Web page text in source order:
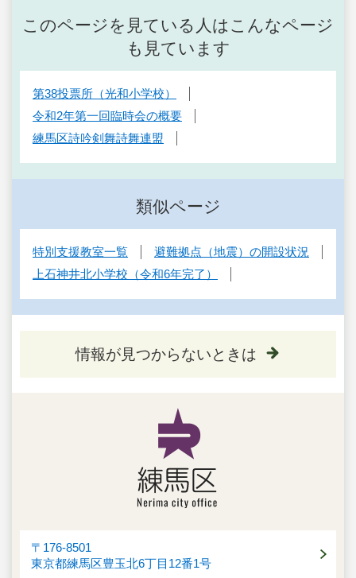
このページを見ている人はこんなページ
も見ています
第38投票所（光和小学校）
令和2年第一回臨時会の概要
練馬区詩吟剣舞詩舞連盟
類似ページ
特別支援教室一覧
避難拠点（地震）の開設状況
上石神井北小学校（令和6年完了）
情報が見つからないときは
〒176-8501
東京都練馬区豊玉北6丁目12番1号